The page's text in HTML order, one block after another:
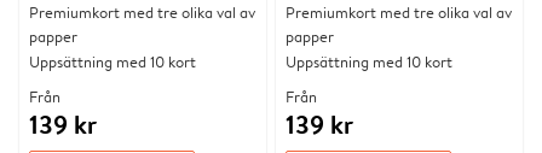
Premiumkort med tre olika val av
papper
Uppsättning med 10 kort
Från
139 kr
Premiumkort med tre olika val av
papper
Uppsättning med 10 kort
Från
139 kr